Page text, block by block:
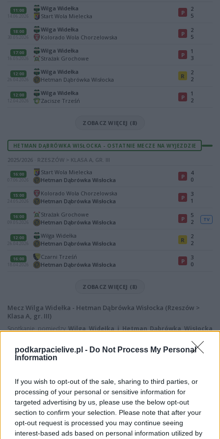
podkarpacielive.pl - Do Not Process My Personal
Information
If you wish to opt-out of the sale, sharing to third parties, or
processing of your personal or sensitive information for
targeted advertising by us, please use the below opt-out
section to confirm your selection. Please note that after your
opt-out request is processed you may continue seeing
interest-based ads based on personal information utilized by
11:00
14.06.2026
Wilga Widełka
Start Wola Mielecka
P
2
5
18:00
30.05.2026
Wilga Widełka
Kolorado Wola Chorzelowska
P
2
5
17:00
16.05.2026
Wilga Widełka
Strażak Grochowe
P
1
3
12:00
26.04.2026
Wilga Widełka
Hetman Dąbrówka Wisłocka
R
2
2
12:00
12.04.2026
Wilga Widełka
Zacisze Trześń
P
1
2
ZOBACZ WIĘCEJ (8)
HETMAN DĄBRÓWKA WISŁOCKA - OSTATNIE MECZE NA WYJEZDZIE
2025/2026 · RZESZÓW > KLASA A, GR. III
16:00
07.06.2026
Start Wola Mielecka
Hetman Dąbrówka Wisłocka
P
4
0
15:00
24.05.2026
Kolorado Wola Chorzelowska
Hetman Dąbrówka Wisłocka
P
3
1
16:00
09.05.2026
Strażak Grochowe
Hetman Dąbrówka Wisłocka
P
5
2
TV
12:00
26.04.2026
Wilga Widełka
Hetman Dąbrówka Wisłocka
R
2
2
16:00
18.04.2026
Czarni Trześń
Hetman Dąbrówka Wisłocka
P
3
0
ZOBACZ WIĘCEJ (8)
Mecz Wilga Widełka - Hetman Dąbrówka Wisłocka (Rzeszów >
Klasa A, gr. III)
Spotkanie pomiędzyWilga Widełka i Hetman Dąbrówka Wisłocka
Rzeszów > Klasa A, gr. III).
Na stroniePodkarpacieLive.pl
spotkania . To kompletne źródło danych dla kibiców i pasjonatów
lokalnej piłki nożnej. Jeżeli aktualnie nie widzisz tutaj danych z pewnością
pracujemy nad tym żeby je uzupełnić.
Wynik meczu Wilga Widełka vs Hetman Dąbrówka Wisłocka
Po zakończeniu spotkania automatycznie publikujemyoficjalny wynik
spotkania, a także dane meczowe, jeśli są dostępne.